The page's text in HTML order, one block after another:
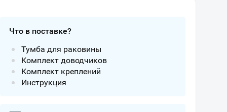
Что в поставке?
Тумба для раковины
Комплект доводчиков
Комплект креплений
Инструкция